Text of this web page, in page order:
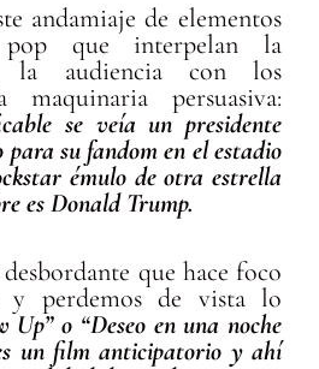
andamiaje de elementos
que interpelan la
la audiencia con los
persuasiva:
se veía un presidente
su fandom en el estadio
émulo de otra estrella
es Donald Trump.
que hace foco
y perdemos de vista lo
Up” o “Deseo en una noche
un film anticipatorio y ahí